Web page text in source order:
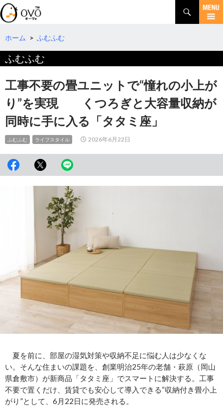
検
索
コ
テ
へ
移
動
ホーム > ふむふむ
ふむふむ
工事不要の畳ユニットで“憧れの小上が
り”を実現 くつろぎと大容量収納が
同時に手に入る「タタミ座」
ふむふむ ライフスタイル 2026年6月22日
夏を前に、部屋の湿気対策や収納不足に悩む人は少なくな
い。そんな住まいの課題を、創業明治25年の老舗・萩原（岡山
県倉敷市）が新商品「タタミ座」でスマートに解決する。工事
不要で置くだけ、賃貸でも安心して導入できる“収納付き畳小上
がり”として、6月22日に発売される。